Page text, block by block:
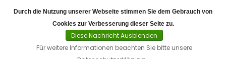
KATEGORIEN
KUNDENDIENST
Durch die Nutzung unserer Webseite stimmen Sie dem Gebrauch von
Cookies zur Verbesserung dieser Seite zu.
Diese Nachricht Ausblenden
Für weitere Informationen beachten Sie bitte unsere